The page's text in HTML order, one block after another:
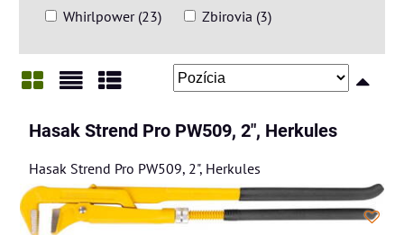
Whirlpower (23)
Zbirovia (3)
Hasak Strend Pro PW509, 2", Herkules
Hasak Strend Pro PW509, 2", Herkules